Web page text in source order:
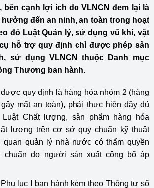
bên cạnh lợi ích do VLNCN đem lại là
đến an ninh, an toàn trong hoạt
đó Luật Quản lý, sử dụng vũ khí, vật
hỗ trợ quy định chỉ được phép sản
sử dụng VLNCN thuộc Danh mục
Thương ban hành.
quy định là hàng hóa nhóm 2 (hàng
mất an toàn), phải thực hiện đầy đủ
Chất lượng, sản phẩm hàng hóa
lượng trên cơ sở quy chuẩn kỹ thuật
quản lý nhà nước có thẩm quyền
chuẩn do người sản xuất công bố áp
lục I ban hành kèm theo Thông tư số